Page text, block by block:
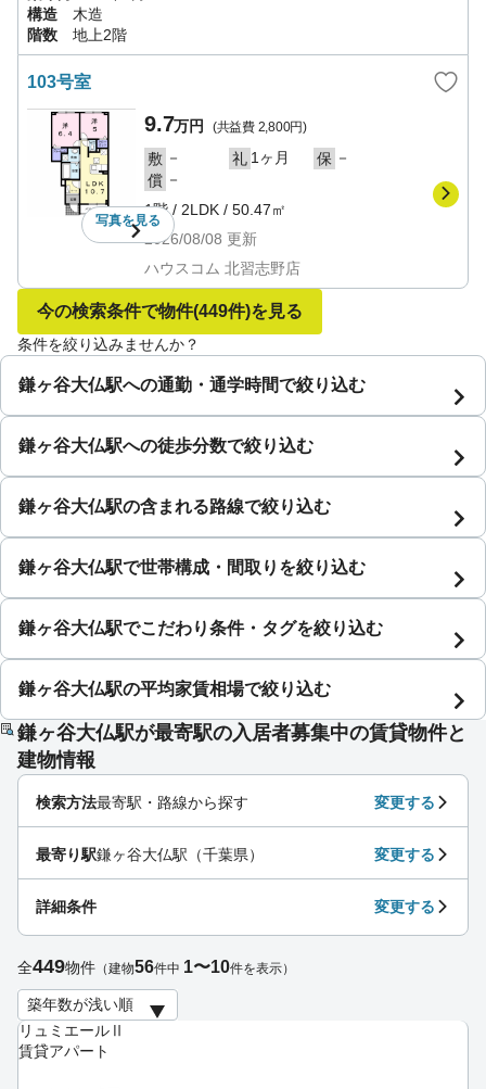
構造
木造
階数
地上2階
103号室
写真を見る
9.7万円 (共益費 2,800円)
敷 － 礼 1ヶ月 保 －
償 －
1階/ 2LDK / 50.47㎡
2026/08/08 更新
ハウスコム 北習志野店
今の検索条件で物件(449件)を見る
条件を絞り込みませんか？
鎌ヶ谷大仏駅への通勤・通学時間で絞り込む
鎌ヶ谷大仏駅への徒歩分数で絞り込む
鎌ヶ谷大仏駅の含まれる路線で絞り込む
鎌ヶ谷大仏駅で世帯構成・間取りを絞り込む
鎌ヶ谷大仏駅でこだわり条件・タグを絞り込む
鎌ヶ谷大仏駅の平均家賃相場で絞り込む
鎌ヶ谷大仏駅が最寄駅の入居者募集中の賃貸物件と
建物情報
リュミエールⅡ
賃貸アパート
検索方法最寄駅・路線から探す 変更する
最寄り駅鎌ヶ谷大仏駅（千葉県） 変更する
詳細条件 変更する
全449物件 （建物56件中 1〜10件を表示）